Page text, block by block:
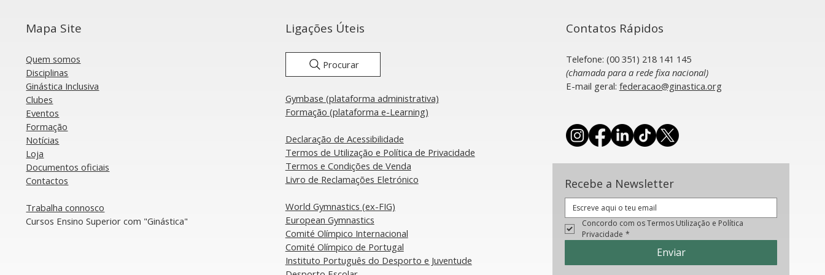
Recebe a Newsletter
Concordo com os Termos Utilização e Política
Privacidade *
Enviar
Contatos Rápidos
Telefone: (00 351) 218 141 145
(chamada para a rede fixa nacional)
​E-mail geral: federacao@ginastica.org
Gymbase (plataforma administrativa)
Formação (plataforma e-Learning)
Declaração de Acessibilidade
​Termos de Utilização e Política de Privacidade
Termos e Condições de Venda
Livro de Reclamações Eletrónico
​World Gymnastics (ex-FIG)
European Gymnastics
Comité Olímpico Internacional
Comité Olímpico de Portugal
Instituto Português do Desporto e Juventude
Ligações Úteis
Procurar
Quem somos
Disciplinas
Ginástica Inclusiva
Clubes
Eventos
Formação
Notícias
Loja
Documentos oficiais​
​Contactos
​Trabalha connosco
​Cursos Ensino Superior com "Ginástica"
Mapa Site